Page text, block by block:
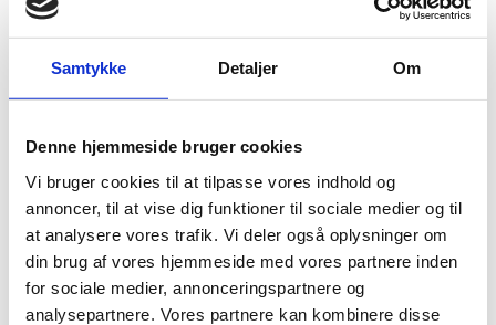
Samtykke Detaljer Om
Denne hjemmeside bruger cookies
Vi bruger cookies til at tilpasse vores indhold og
annoncer, til at vise dig funktioner til sociale medier og til
at analysere vores trafik. Vi deler også oplysninger om
din brug af vores hjemmeside med vores partnere inden
for sociale medier, annonceringspartnere og
analysepartnere. Vores partnere kan kombinere disse